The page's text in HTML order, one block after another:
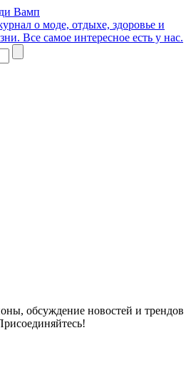
Вамп
о моде, отдыхе, здоровье и
Все самое интересное есть у нас.
обсуждение новостей и трендов